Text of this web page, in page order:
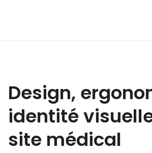
Design,
identité
site médical